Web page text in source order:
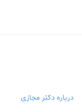
درباره دکتر مجازی